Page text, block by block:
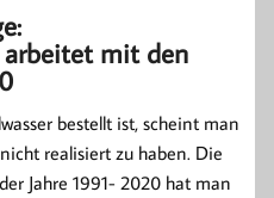
mit den
bestellt ist, scheint man
realisiert zu haben. Die
Jahre 1991- 2020 hat man